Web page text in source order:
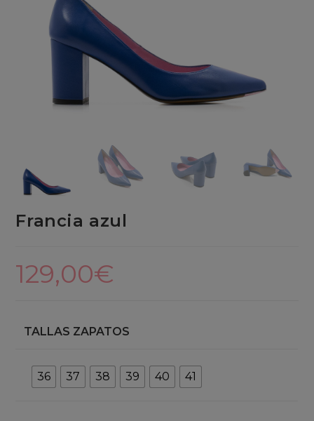
Francia azul
129,00€
TALLAS ZAPATOS
36 37 38 39 40 41